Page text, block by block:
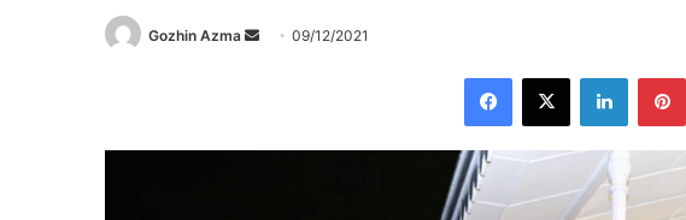
Gozhin Azma
Send09/12/2021
Facebook
X LinkedIn